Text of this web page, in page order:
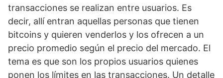
transacciones se realizan entre usuarios. Es
decir, allí entran aquellas personas que tienen
bitcoins y quieren venderlos y los ofrecen a un
precio promedio según el precio del mercado. El
tema es que son los propios usuarios quienes
ponen los límites en las transacciones. Un detalle